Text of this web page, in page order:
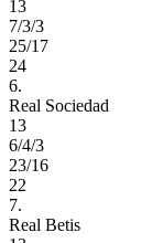
13
7/3/3
25/17
24
6.
Real Sociedad
13
6/4/3
23/16
22
7.
Real Betis